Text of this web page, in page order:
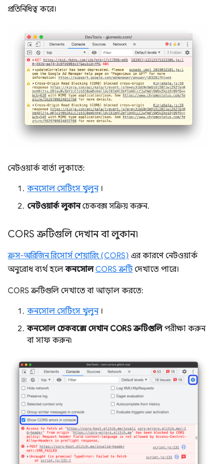
প্রতিনিধিত্ব করে।
নেটওয়ার্ক বার্তা লুকাতে:
কনসোল সেটিংস খুলুন।
নেটওয়ার্ক লুকানচেকবক্স সক্রিয় করুন.
CORS ত্রুটিগুলি দেখান বা লুকান৷
ক্রস-অরিজিন রিসোর্স শেয়ারিং (CORS) এর কারণে নেটওয়ার্ক
অনুরোধ ব্যর্থ হলেকনসোল CORS ত্রুটিদেখাতে পারে।
CORS ত্রুটিগুলি দেখাতে বা আড়াল করতে:
কনসোল সেটিংস খুলুন।
কনসোল চেকবক্সে দেখান CORS ত্রুটিগুলিপরীক্ষা করুন
বা সাফ করুন৷